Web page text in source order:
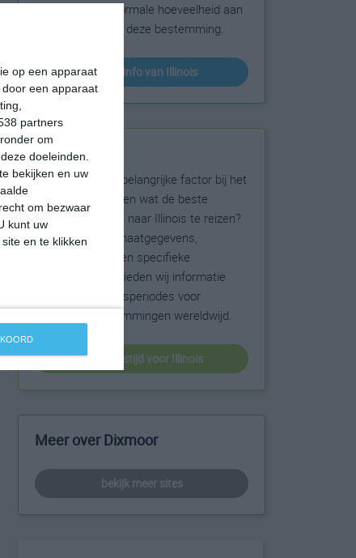
op een apparaat
een apparaat
partners
om
doeleinden.
bekijken en uw
om bezwaar
kunt uw
en te klikken
sneeuw en de normale hoeveelheid aan
zonneschijn voor deze bestemming.
klimaatinfo van Illinois
Beste reistijd
Het weer is een belangrijke factor bij het
reizen. Wil je weten wat de beste
maanden zijn om naar Illinois te reizen?
Op basis van klimaatgegevens,
weersextremen en specifieke
weerinformatie bieden wij informatie
over de beste reisperiodes voor
duizenden bestemmingen wereldwijd.
beste reistijd voor Illinois
Meer over Dixmoor
bekijk meer sites